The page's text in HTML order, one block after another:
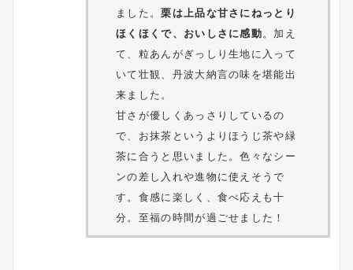
ました。栗は上品な甘さにねっとり
ほくほくで、おいしさに感動。加え
て、粒あんがぎっしり生地に入って
いて壮観、丹波大納言の味を堪能出
来ました。
甘さが優しくあっさりしているの
で、お抹茶というよりほうじ茶や緑
茶に合うと思いました。色々なシー
ンの差し入れや進物に使えそうで
す。食感に楽しく、食べ応えも十
分。至福の時間が過ごせました！